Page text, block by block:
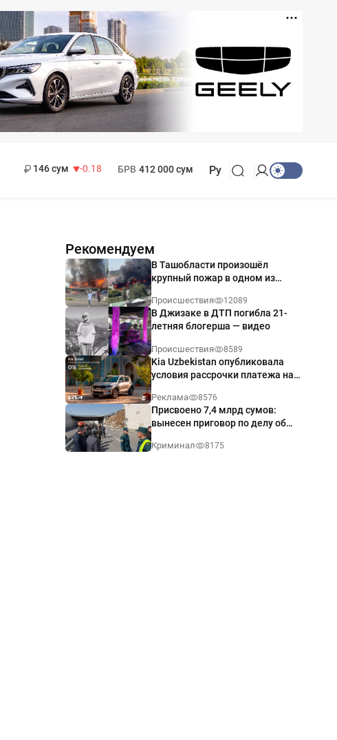
146 сум
-0.18
БРВ 412 000 сум Ру
Рекомендуем
В Ташобласти произошёл
крупный пожар в одном из
Происшествия 12089
В Джизаке в ДТП погибла 21-
летняя блогерша — видео
Происшествия 8589
Kia Uzbekistan опубликовала
условия рассрочки платежа на
годовых
Реклама 8576
Присвоено 7,4 млрд сумов:
вынесен приговор по делу об
Ташкенте
Криминал 8175